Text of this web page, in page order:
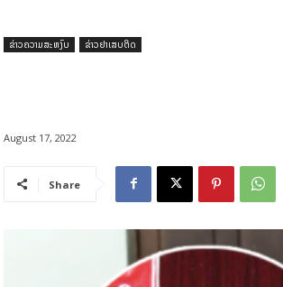
ຂ່າວຄວາມສະຫງົບ ຂ່າວຢາເສບຕິດ
August 17, 2022
Share